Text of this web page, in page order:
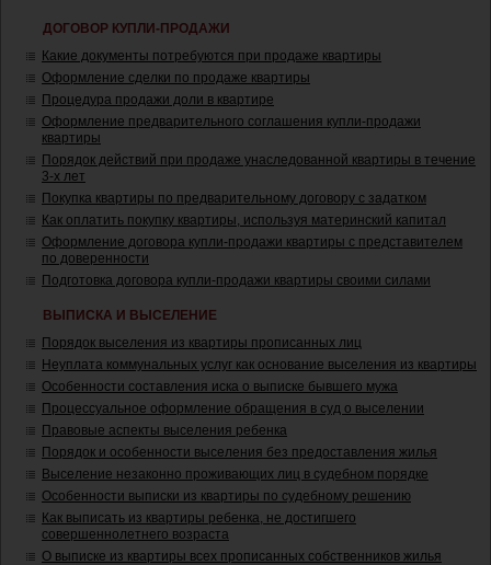
ДОГОВОР КУПЛИ-ПРОДАЖИ
Какие документы потребуются при продаже квартиры
Оформление сделки по продаже квартиры
Процедура продажи доли в квартире
Оформление предварительного соглашения купли-продажи
квартиры
Порядок действий при продаже унаследованной квартиры в течение
3-х лет
Покупка квартиры по предварительному договору с задатком
Как оплатить покупку квартиры, используя материнский капитал
Оформление договора купли-продажи квартиры с представителем
по доверенности
Подготовка договора купли-продажи квартиры своими силами
ВЫПИСКА И ВЫСЕЛЕНИЕ
Порядок выселения из квартиры прописанных лиц
Неуплата коммунальных услуг как основание выселения из квартиры
Особенности составления иска о выписке бывшего мужа
Процессуальное оформление обращения в суд о выселении
Правовые аспекты выселения ребенка
Порядок и особенности выселения без предоставления жилья
Выселение незаконно проживающих лиц в судебном порядке
Особенности выписки из квартиры по судебному решению
Как выписать из квартиры ребенка, не достигшего
совершеннолетнего возраста
О выписке из квартиры всех прописанных собственников жилья